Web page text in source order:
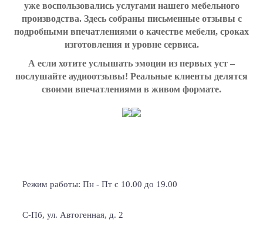
уже воспользовались услугами нашего мебельного
производства. Здесь собраны письменные отзывы с
подробными впечатлениями о качестве мебели, сроках
изготовления и уровне сервиса.
А если хотите услышать эмоции из первых уст –
послушайте аудиоотзывы! Реальные клиенты делятся
своими впечатлениями в живом формате.
Режим работы: Пн - Пт с 10.00 до 19.00
С-Пб, ул. Автогенная, д. 2